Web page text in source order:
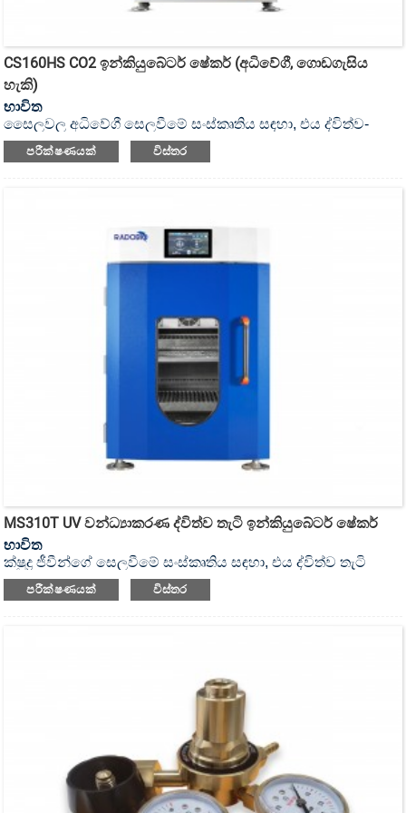
CS160HS CO2 ඉන්කියුබේටර් ෂේකර් (අධිවේගී, ගොඩගැසිය
හැකි)
භාවිත
සෛලවල අධිවේගී සෙලවීමේ සංස්කෘතිය සඳහා, එය ද්විත්ව-
මෝටර් සහ ද්විත්ව-සෙලවීමේ තැටි සහිත UV විෂබීජහරණය කළ
හැකි ඉන්කියුබේටර් ෂේකර් ය.
පරීක්ෂණයක් විස්තර
MS310T UV වන්ධ්‍යාකරණ ද්විත්ව තැටි ඉන්කියුබේටර් ෂේකර්
භාවිත
ක්ෂුද්‍ර ජීවීන්ගේ සෙලවීමේ සංස්කෘතිය සඳහා, එය ද්විත්ව තැටි
සහිත UV විෂබීජහරණය කළ ඉන්කියුබේටර් ෂේකර් එකකි.
පරීක්ෂණයක් විස්තර